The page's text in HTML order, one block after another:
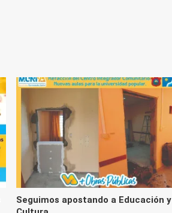
Seguimos apostando a Educación y